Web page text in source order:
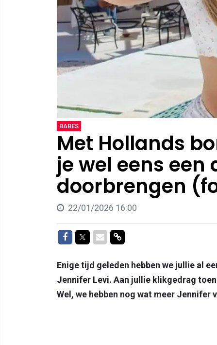
BABES
Met Hollands
je wel eens
doorbrengen
22/01/2026 16:00
Delen op Facebook
Delen op Twitter
Delen via Mail
Delen via link
Enige tijd geleden hebben we jullie al
Jennifer Levi. Aan jullie klikgedrag
Wel, we hebben nog wat meer Jennifer